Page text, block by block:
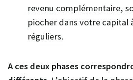
revenu complémentaire,
piocher dans votre capital
réguliers.
A ces deux phases